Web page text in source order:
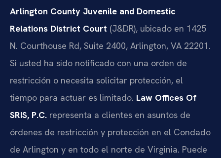
Arlington County Juvenile and Domestic
Relations District Court (J&DR), ubicado en 1425
N. Courthouse Rd, Suite 2400, Arlington, VA 22201.
Si usted ha sido notificado con una orden de
restricción o necesita solicitar protección, el
tiempo para actuar es limitado. Law Offices Of
SRIS, P.C. representa a clientes en asuntos de
órdenes de restricción y protección en el Condado
de Arlington y en todo el norte de Virginia. Puede